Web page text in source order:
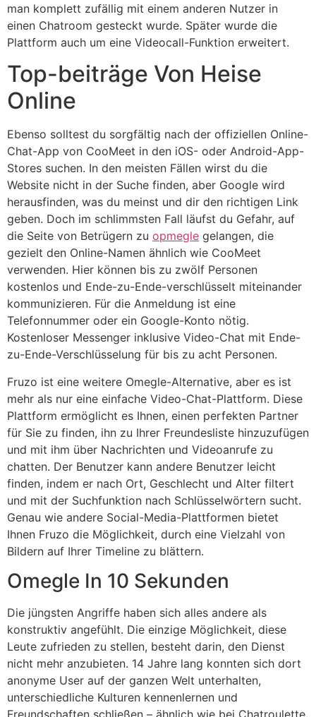
man komplett zufällig mit einem anderen Nutzer in
einen Chatroom gesteckt wurde. Später wurde die
Plattform auch um eine Videocall-Funktion erweitert.
Top-beiträge Von Heise
Online
Ebenso solltest du sorgfältig nach der offiziellen Online-
Chat-App von CooMeet in den iOS- oder Android-App-
Stores suchen. In den meisten Fällen wirst du die
Website nicht in der Suche finden, aber Google wird
herausfinden, was du meinst und dir den richtigen Link
geben. Doch im schlimmsten Fall läufst du Gefahr, auf
die Seite von Betrügern zu opmegle gelangen, die
gezielt den Online-Namen ähnlich wie CooMeet
verwenden. Hier können bis zu zwölf Personen
kostenlos und Ende-zu-Ende-verschlüsselt miteinander
kommunizieren. Für die Anmeldung ist eine
Telefonnummer oder ein Google-Konto nötig.
Kostenloser Messenger inklusive Video-Chat mit Ende-
zu-Ende-Verschlüsselung für bis zu acht Personen.
Fruzo ist eine weitere Omegle-Alternative, aber es ist
mehr als nur eine einfache Video-Chat-Plattform. Diese
Plattform ermöglicht es Ihnen, einen perfekten Partner
für Sie zu finden, ihn zu Ihrer Freundesliste hinzuzufügen
und mit ihm über Nachrichten und Videoanrufe zu
chatten. Der Benutzer kann andere Benutzer leicht
finden, indem er nach Ort, Geschlecht und Alter filtert
und mit der Suchfunktion nach Schlüsselwörtern sucht.
Genau wie andere Social-Media-Plattformen bietet
Ihnen Fruzo die Möglichkeit, durch eine Vielzahl von
Bildern auf Ihrer Timeline zu blättern.
Omegle In 10 Sekunden
Die jüngsten Angriffe haben sich alles andere als
konstruktiv angefühlt. Die einzige Möglichkeit, diese
Leute zufrieden zu stellen, besteht darin, den Dienst
nicht mehr anzubieten. 14 Jahre lang konnten sich dort
anonyme User auf der ganzen Welt unterhalten,
unterschiedliche Kulturen kennenlernen und
Freundschaften schließen – ähnlich wie bei Chatroulette.